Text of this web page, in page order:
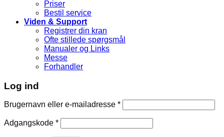
Priser
Bestil service
Viden & Support
Registrer din kran
Ofte stillede spørgsmål
Manualer og Links
Messe
Forhandler
Log ind
Brugernavn eller e-mailadresse *
Adgangskode *